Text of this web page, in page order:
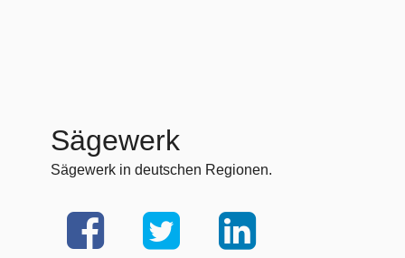
Sägewerk
Sägewerk in deutschen Regionen.